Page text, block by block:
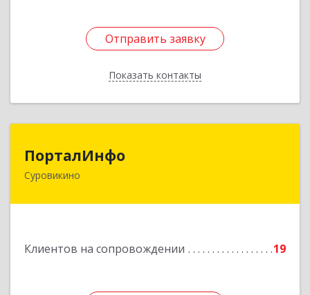
Отправить заявку
Показать контакты
Отправить заявку
Назад
ПорталИнфо
Суровикино
Клиентов на сопровождении 19
404414, г.Суровкино Волгоградской обл. ул. 1-й